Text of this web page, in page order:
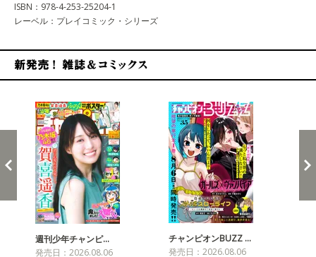
ISBN：978-4-253-25204-1
レーベル：プレイコミック・シリーズ
週刊少年チャンピ…
発売日：2026.08.06
チャンピオンBUZZ …
発売日：2026.08.06